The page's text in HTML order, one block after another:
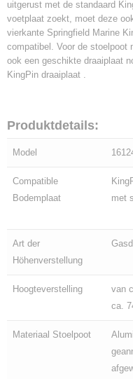
uitgerust met de standaard
voetplaat zoekt, moet deze
vierkante Springfield Marine
compatibel. Voor de stoelpoot
ook een geschikte draaiplaat
KingPin draaiplaat .
Produktdetails:
Model
Compatible
Bodemplaat
met
Art der
Höhenverstellung
Hoogteverstelling
van
ca.
Materiaal Stoelpoot